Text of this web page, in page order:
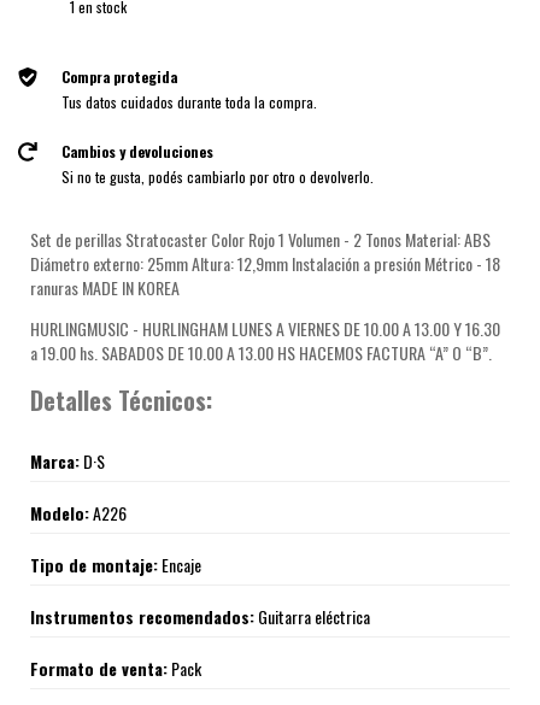
1 en stock
Compra protegida
Tus datos cuidados durante toda la compra.
Cambios y devoluciones
Si no te gusta, podés cambiarlo por otro o devolverlo.
Set de perillas Stratocaster Color Rojo 1 Volumen - 2 Tonos Material: ABS
Diámetro externo: 25mm Altura: 12,9mm Instalación a presión Métrico - 18
ranuras MADE IN KOREA
HURLINGMUSIC - HURLINGHAM LUNES A VIERNES DE 10.00 A 13.00 Y 16.30
a 19.00 hs. SABADOS DE 10.00 A 13.00 HS HACEMOS FACTURA “A” O “B”.
Detalles Técnicos:
Marca:D·S
Modelo:A226
Tipo de montaje:Encaje
Instrumentos recomendados:Guitarra eléctrica
Formato de venta:Pack